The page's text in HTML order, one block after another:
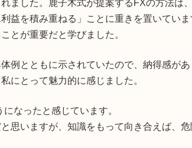
ました。鹿子木式が提案するFXの方法は
益を積み重ねる」ことに重きを置いてい
とが重要だと学びました。
例とともに示されていたので、納得感があ
にとって魅力的に感じました。
なったと感じています。
思いますが、知識をもって向き合えば、